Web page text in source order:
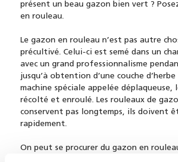
présent un beau gazon bien vert ?
en rouleau.
Le gazon en rouleau n’est pas autre
précultivé. Celui-ci est semé dans un
avec un grand professionnalisme
jusqu’à obtention d’une couche d’herbe
machine spéciale appelée déplaqueuse,
récolté et enroulé. Les rouleaux de
conservent pas longtemps, ils doivent
rapidement.
On peut se procurer du gazon en